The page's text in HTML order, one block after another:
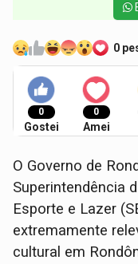
0
0
Gostei
0
Amei
O Governo de
Superintendência
Esporte e Lazer
extremamente
cultural em